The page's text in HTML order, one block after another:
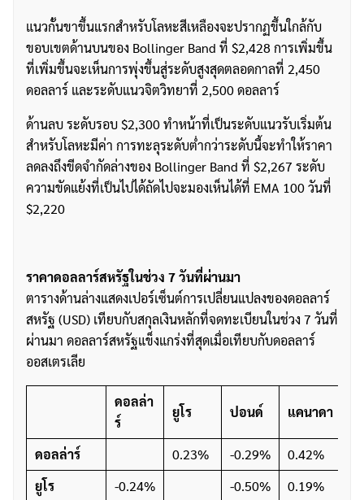
ค้นหา
สำหรับ:
แนวกั้นขาขึ้นแรกสำหรับโลหะสีเหลืองจะปรากฏขึ้นใกล้กับ
ขอบเขตด้านบนของ Bollinger Band ที่ $2,428 การเพิ่มขึ้น
ที่เพิ่มขึ้นจะเห็นการพุ่งขึ้นสู่ระดับสูงสุดตลอดกาลที่ 2,450
ดอลลาร์ และระดับแนวจิตวิทยาที่ 2,500 ดอลลาร์
ด้านลบ ระดับรอบ $2,300 ทำหน้าที่เป็นระดับแนวรับเริ่มต้น
สำหรับโลหะมีค่า การทะลุระดับต่ำกว่าระดับนี้จะทำให้ราคา
ลดลงถึงขีดจำกัดล่างของ Bollinger Band ที่ $2,267 ระดับ
ความขัดแย้งที่เป็นไปได้ถัดไปจะมองเห็นได้ที่ EMA 100 วันที่
$2,220
ราคาดอลลาร์สหรัฐในช่วง 7 วันที่ผ่านมา
ตารางด้านล่างแสดงเปอร์เซ็นต์การเปลี่ยนแปลงของดอลลาร์
สหรัฐ (USD) เทียบกับสกุลเงินหลักที่จดทะเบียนในช่วง 7 วันที่
ผ่านมา ดอลลาร์สหรัฐแข็งแกร่งที่สุดเมื่อเทียบกับดอลลาร์
ออสเตรเลีย
ดอลล่า
ร์
ยูโร ปอนด์ แคนาดา
ดอลล่าร์
0.23% -0.29% 0.42%
ยูโร
-0.24% -0.50% 0.19%